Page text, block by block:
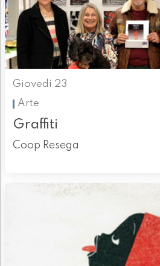
Giovedì 23
Arte
Graffiti
Coop Resega